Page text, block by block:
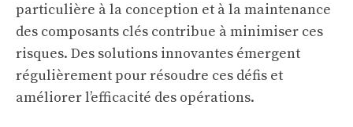
particulière à la conception et à la maintenance
des composants clés contribue à minimiser ces
risques. Des solutions innovantes émergent
régulièrement pour résoudre ces défis et
améliorer l’efficacité des opérations.